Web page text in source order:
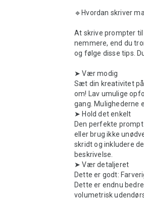
🔹Hvordan skriver
At skrive prompter
nemmere, end du
og følge disse tips.
➤ Vær modig
Sæt din kreativitet
om! Lav umulige
gang. Mulighederne
➤ Hold det enkelt
Den perfekte
eller brug ikke
skridt og inkludere
beskrivelse.
➤ Vær detaljeret
Dette er godt:
Dette er endnu
volumetrisk